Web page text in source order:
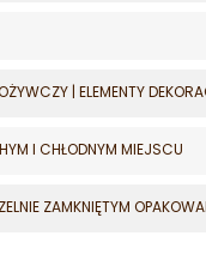
| ELEMENTY
I CHŁODNYM MIEJSCU
ZAMKNIĘTYM